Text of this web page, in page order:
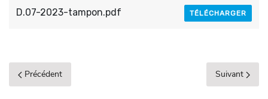
D.07-2023-tampon.pdf TÉLÉCHARGER
Précédent Suivant